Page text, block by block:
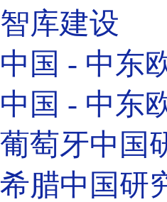
智库建设
中国 - 中东
中国 - 中东
葡萄牙中国
希腊中国研